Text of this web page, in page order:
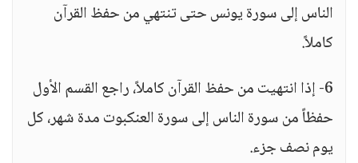
الناس إلى سورة يونس حتى تنتهي من حفظ القرآن
كاملاً.
6- إذا انتهيت من حفظ القرآن كاملاً، راجع القسم الأول
حفظاً من سورة الناس إلى سورة العنكبوت مدة شهر، كل
يوم نصف جزء.